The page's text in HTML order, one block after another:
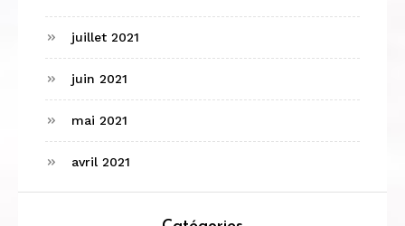
juillet 2021
juin 2021
mai 2021
avril 2021